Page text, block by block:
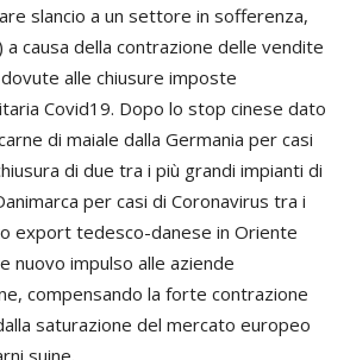
slancio a un settore in sofferenza,
a causa della contrazione delle vendite
alle chiusure imposte
Covid19. Dopo lo stop cinese dato
di maiale dalla Germania per casi
di due tra i più grandi impianti di
per casi di Coronavirus tra i
export tedesco-danese in Oriente
nuovo impulso alle aziende
compensando la forte contrazione
saturazione del mercato europeo